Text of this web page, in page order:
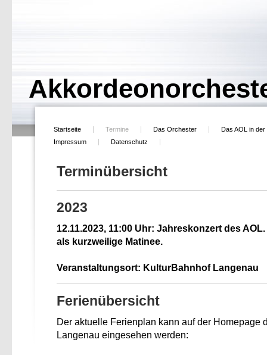
Startseite Termine Das Orchester
Das AOL in
Impressum
Datenschutz
Terminübersicht
2023
12.11.2023, 11:00 Uhr: Jahreskonzert des
als kurzweilige Matinee.
Veranstaltungsort: KulturBahnhof Langenau
Ferienübersicht
Der aktuelle Ferienplan kann auf der Homepage
Langenau eingesehen werden: